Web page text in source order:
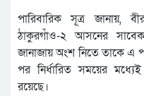
পারিবারিক সূত্র জানায়,
ঠাকুরগাঁও-২ আসনের
জানাজায় অংশ নিতে তাকে এ
পর নির্ধারিত সময়ের
রয়েছে।